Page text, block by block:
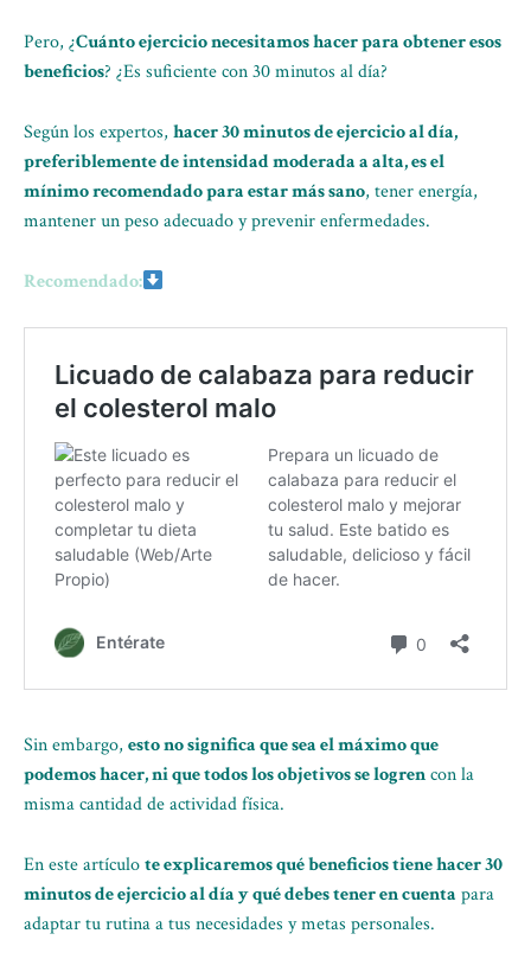
Pero, ¿Cuánto ejercicio necesitamos hacer para obtener esos
beneficios? ¿Es suficiente con 30 minutos al día?
Según los expertos, hacer 30 minutos de ejercicio al día,
preferiblemente de intensidad moderada a alta, es el
mínimo recomendado para estar más sano, tener energía,
mantener un peso adecuado y prevenir enfermedades.
Recomendado:
Sin embargo, esto no significa que sea el máximo que
podemos hacer, ni que todos los objetivos se logrencon la
misma cantidad de actividad física.
En este artículote explicaremos qué beneficios tiene hacer 30
minutos de ejercicio al día y qué debes tener en cuenta para
adaptar tu rutina a tus necesidades y metas personales.